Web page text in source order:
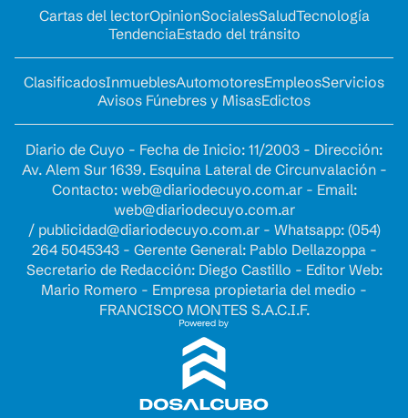
Cartas del lectorOpinionSocialesSaludTecnología
TendenciaEstado del tránsito
ClasificadosInmueblesAutomotoresEmpleosServicios
Avisos Fúnebres y MisasEdictos
Diario de Cuyo - Fecha de Inicio: 11/2003 - Dirección:
Av. Alem Sur 1639. Esquina Lateral de Circunvalación -
Contacto: web@diariodecuyo.com.ar- Email:
web@diariodecuyo.com.ar
/ publicidad@diariodecuyo.com.ar- Whatsapp: (054)
264 5045343 - Gerente General: Pablo Dellazoppa -
Secretario de Redacción: Diego Castillo - Editor Web:
Mario Romero - Empresa propietaria del medio -
FRANCISCO MONTES S.A.C.I.F.